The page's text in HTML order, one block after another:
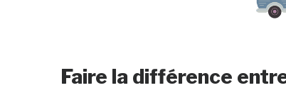
Faire la différence